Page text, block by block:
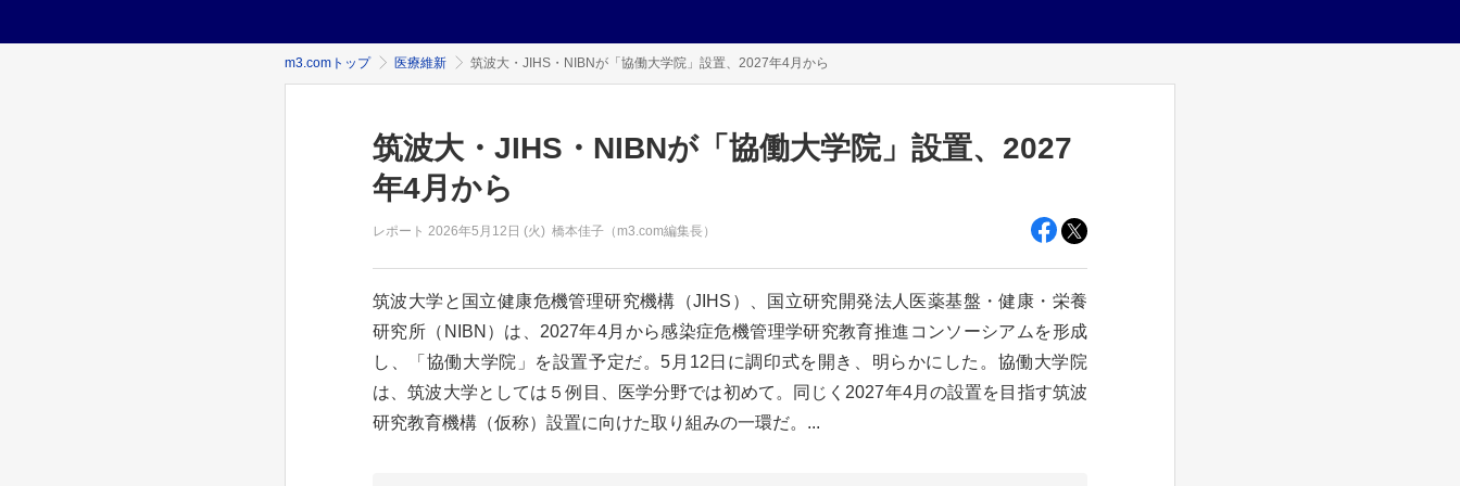
m3.comトップ 医療維新 筑波大・JIHS・NIBNが「協働大学院」設置、2027年4月から
筑波大・JIHS・NIBNが「協働大学院」設置、2027
年4月から
レポート 2026年5月12日 (火) 橋本佳子（m3.com編集長）
筑波大学と国立健康危機管理研究機構（JIHS）、国立研究開発法人医薬基盤・健康・栄養
研究所（NIBN）は、2027年4月から感染症危機管理学研究教育推進コンソーシアムを形成
し、「協働大学院」を設置予定だ。5月12日に調印式を開き、明らかにした。協働大学院
は、筑波大学としては５例目、医学分野では初めて。同じく2027年4月の設置を目指す筑波
研究教育機構（仮称）設置に向けた取り組みの一環だ。...